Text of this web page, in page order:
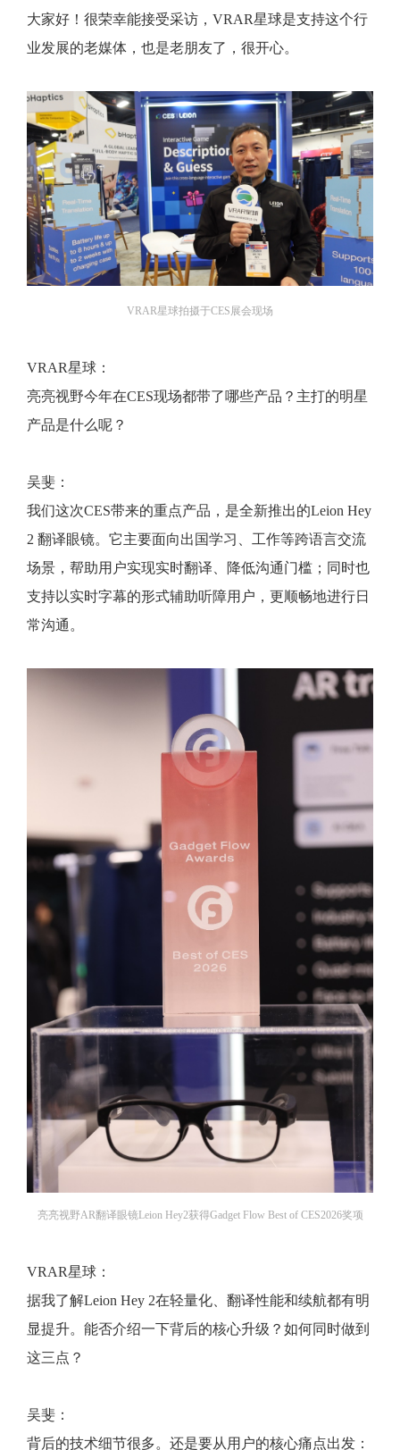
大家好！很荣幸能接受采访，VRAR星球是支持这个行
业发展的老媒体，也是老朋友了，很开心。
VRAR星球拍摄于CES展会现场
VRAR星球：
亮亮视野今年在CES现场都带了哪些产品？主打的明星
产品是什么呢？
吴斐：
我们这次CES带来的重点产品，是全新推出的Leion Hey
2 翻译眼镜。它主要面向出国学习、工作等跨语言交流
场景，帮助用户实现实时翻译、降低沟通门槛；同时也
支持以实时字幕的形式辅助听障用户，更顺畅地进行日
常沟通。
亮亮视野AR翻译眼镜Leion Hey2获得Gadget Flow Best of CES2026奖项
VRAR星球：
据我了解Leion Hey 2在轻量化、翻译性能和续航都有明
显提升。能否介绍一下背后的核心升级？如何同时做到
这三点？
吴斐：
背后的技术细节很多。还是要从用户的核心痛点出发：